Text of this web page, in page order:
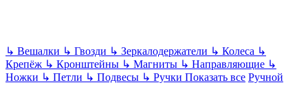
↳ Вешалки ↳ Гвозди ↳ Зеркалодержатели ↳ Колеса ↳
Крепёж ↳ Кронштейны ↳ Магниты ↳ Направляющие ↳
Ножки ↳ Петли ↳ Подвесы ↳ Ручки Показать все Ручной